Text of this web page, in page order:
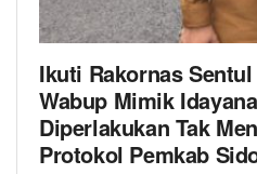
Ikuti Rakornas
Wabup Mimik Idayana
Diperlakukan Tak
Protokol Pemkab